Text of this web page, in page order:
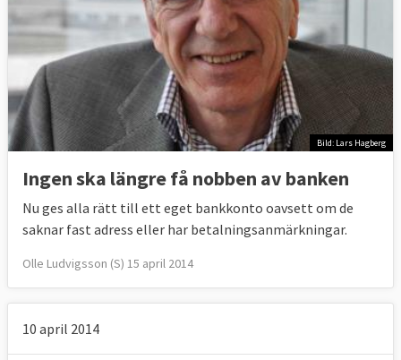
Bild: Lars Hagberg
Ingen ska längre få nobben av banken
Nu ges alla rätt till ett eget bankkonto oavsett om de
saknar fast adress eller har betalningsanmärkningar.
Olle Ludvigsson (S) 15 april 2014
10 april 2014